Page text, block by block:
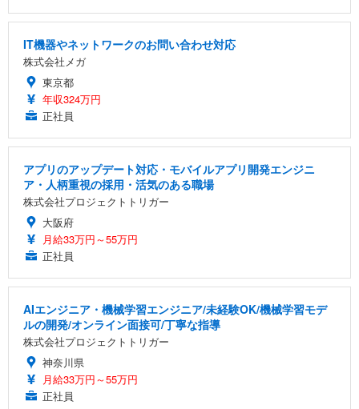
IT機器やネットワークのお問い合わせ対応
株式会社メガ
東京都
年収324万円
正社員
アプリのアップデート対応・モバイルアプリ開発エンジニ
ア・人柄重視の採用・活気のある職場
株式会社プロジェクトトリガー
大阪府
月給33万円～55万円
正社員
AIエンジニア・機械学習エンジニア/未経験OK/機械学習モデ
ルの開発/オンライン面接可/丁寧な指導
株式会社プロジェクトトリガー
神奈川県
月給33万円～55万円
正社員